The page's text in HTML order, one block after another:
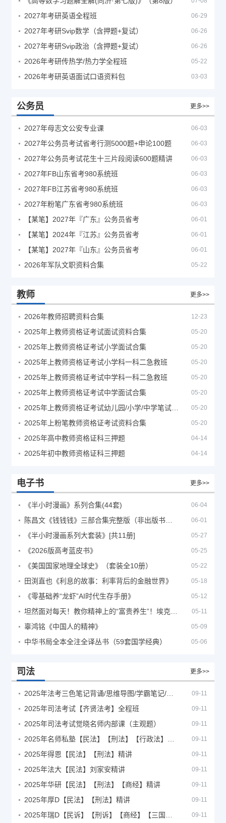
2027年考研英语全程班 06-29
2027年考研Svip数学（含押题+复试） 06-26
2027年考研Svip政治（含押题+复试） 06-26
2026年考研传热学/热力学全程班 05-22
2026年考研英语面试口语资料包 03-03
公务员 更多>>
2027年母志文公安专业课 06-03
2027年公务员考试省考行测5000题+申论100题 06-03
2027年公务员考试花生十三片段阅读600题精讲 06-03
2027年FB山东省考980系统班 06-03
2027年FB江苏省考980系统班 06-03
2027年粉笔广东省考980系统班 06-03
【某笔】2027年『广东』公务员省考 06-01
【某笔】2024年『江苏』公务员省考 06-01
【某笔】2027年『山东』公务员省考 06-01
2026年军队文职资料合集 05-22
教师 更多>>
2026年教师招聘资料合集 12-23
2025年上教师资格证考试面试资料合集 05-20
2025年上教师资格证考试小学面试合集 05-20
2025年上教师资格证考试小学科一科二急救班 05-20
2025年上教师资格证考试中学科一科二急救班 05-20
2025年上教师资格证考试中学面试合集 05-20
05-20
2025年上粉笔教师资格证考试资料合集 05-20
2025年高中教师资格证科三押题 04-14
2025年初中教师资格证科三押题 04-14
电子书 更多>>
《半小时漫画》系列合集(44套) 06-04
06-01
《半小时漫画系列大套装》[共11册] 05-27
《2026版高考蓝皮书》 05-25
《美国国家地理全球史》（套装全10册） 05-22
田渕直也《利息的故事：利率背后的金融世界》 05-18
《零基础养“龙虾”AI时代生存手册》 05-12
05-11
辜鸿铭《中国人的精神》 05-09
中华书局全本全注全译丛书（59套国学经典） 05-06
司法 更多>>
09-11
2025年司法考试【齐贤法考】全程班 09-11
2025年司法考试觉晓名师内部课（主观题） 09-11
09-11
2025年得恩【民法】【刑法】精讲 09-11
2025年法大【民法】刘家安精讲 09-11
2025年华研【民法】【刑法】【商经】精讲 09-11
2025年厚D【民法】【刑法】精讲 09-11
09-11